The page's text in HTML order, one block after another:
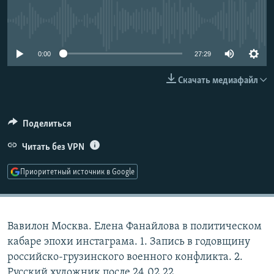
СОЦИАЛЬНЫЕ СЕТИ
Все сайты РСЕ/РС
0:00 27:29
Скачать медиафайл
Поделиться
Читать без VPN
Приоритетный источник в Google
Вавилон Москва. Елена Фанайлова в политическом
кабаре эпохи инстаграма. 1. Запись в годовщину
российско-грузинского военного конфликта. 2.